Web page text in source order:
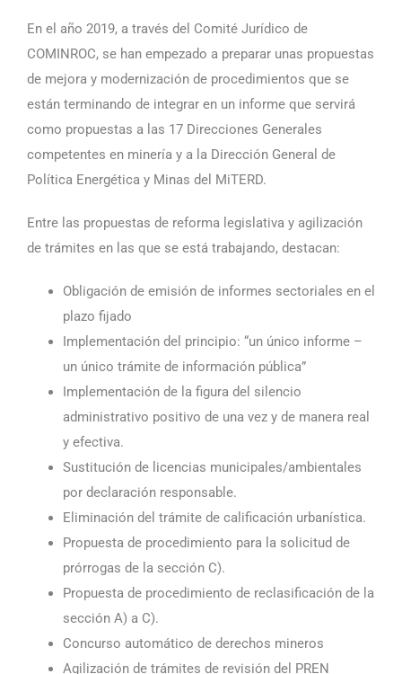
En el año 2019, a través del Comité Jurídico de
COMINROC, se han empezado a preparar unas propuestas
de mejora y modernización de procedimientos que se
están terminando de integrar en un informe que servirá
como propuestas a las 17 Direcciones Generales
competentes en minería y a la Dirección General de
Política Energética y Minas del MiTERD.
Entre las propuestas de reforma legislativa y agilización
de trámites en las que se está trabajando, destacan:
Obligación de emisión de informes sectoriales en el
plazo fijado
Implementación del principio: “un único informe –
un único trámite de información pública”
Implementación de la figura del silencio
administrativo positivo de una vez y de manera real
y efectiva.
Sustitución de licencias municipales/ambientales
por declaración responsable.
Eliminación del trámite de calificación urbanística.
Propuesta de procedimiento para la solicitud de
prórrogas de la sección C).
Propuesta de procedimiento de reclasificación de la
sección A) a C).
Concurso automático de derechos mineros
Agilización de trámites de revisión del PREN